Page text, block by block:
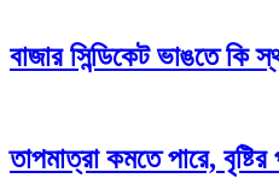
বাজার সিন্ডিকেট ভাঙতে কি
তাপমাত্রা কমতে পারে, বৃষ্টির